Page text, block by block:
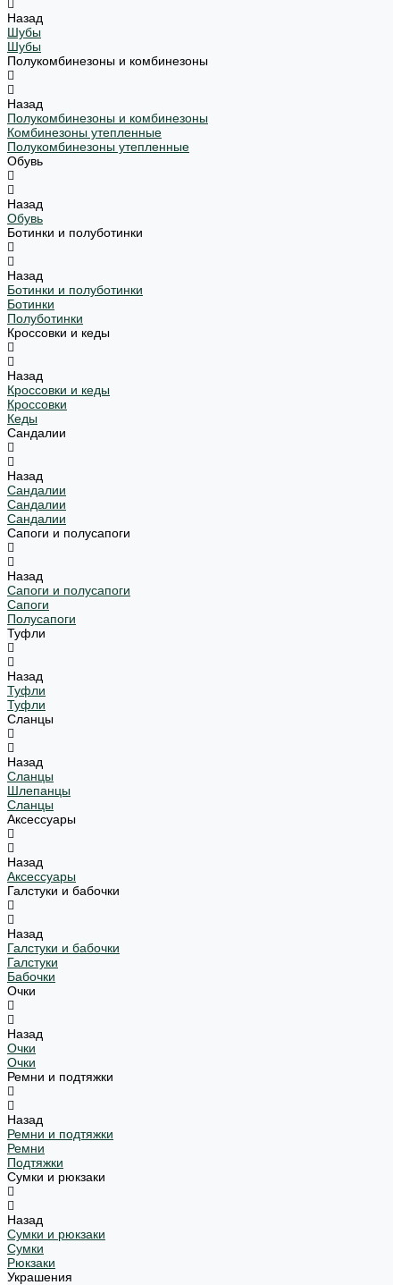
Назад
Шубы
Шубы
Полукомбинезоны и комбинезоны
Назад
Полукомбинезоны и комбинезоны
Комбинезоны утепленные
Полукомбинезоны утепленные
Обувь
Назад
Обувь
Ботинки и полуботинки
Назад
Ботинки и полуботинки
Ботинки
Полуботинки
Кроссовки и кеды
Назад
Кроссовки и кеды
Кроссовки
Кеды
Сандалии
Назад
Сандалии
Сандалии
Сандалии
Сапоги и полусапоги
Назад
Сапоги и полусапоги
Сапоги
Полусапоги
Туфли
Назад
Туфли
Туфли
Сланцы
Назад
Сланцы
Шлепанцы
Сланцы
Аксессуары
Назад
Аксессуары
Галстуки и бабочки
Назад
Галстуки и бабочки
Галстуки
Бабочки
Очки
Назад
Очки
Очки
Ремни и подтяжки
Назад
Ремни и подтяжки
Ремни
Подтяжки
Сумки и рюкзаки
Назад
Сумки и рюкзаки
Сумки
Рюкзаки
Украшения